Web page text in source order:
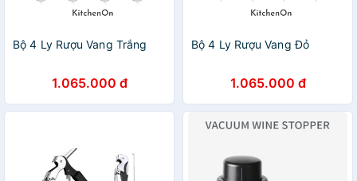
Bộ 4 Ly Rượu Vang Trắng
1.065.000 đ
Bộ 4 Ly Rượu Vang Đỏ
1.065.000 đ